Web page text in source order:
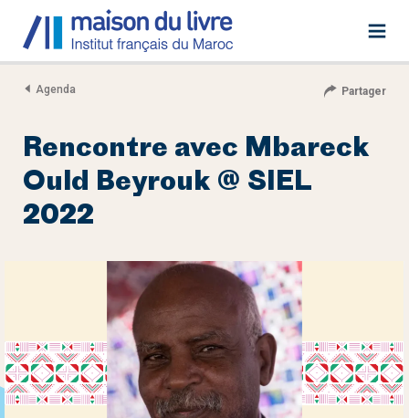
Agenda Partager
Rencontre avec Mbareck
Ould Beyrouk @ SIEL
2022